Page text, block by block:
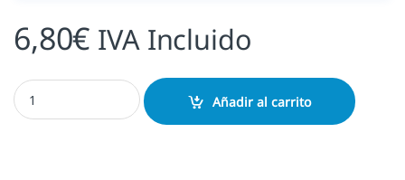
6,80€ IVA Incluido
Tinta Turquoise cantidad
Añadir al carrito